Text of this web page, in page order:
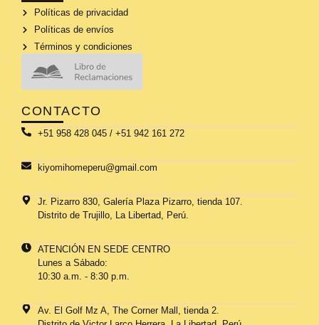
Políticas de privacidad
Políticas de envíos
Términos y condiciones
CONTACTO
+51 958 428 045 / +51 942 161 272
kiyomihomeperu@gmail.com
Jr. Pizarro 830, Galería Plaza Pizarro, tienda 107.
Distrito de Trujillo, La Libertad, Perú.
ATENCIÓN EN SEDE CENTRO
Lunes a Sábado:
10:30 a.m. - 8:30 p.m.
Av. El Golf Mz A, The Corner Mall, tienda 2.